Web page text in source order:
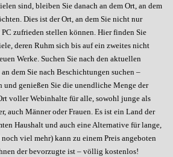
sind, bleiben Sie danach an dem Ort, an dem
Dies ist der Ort, an dem Sie nicht nur
zufrieden stellen können. Hier finden Sie
deren Ruhm sich bis auf ein zweites nicht
Werke. Suchen Sie nach den aktuellen
dem Sie nach Beschichtungen suchen –
und genießen Sie die unendliche Menge der
voller Webinhalte für alle, sowohl junge als
auch Männer oder Frauen. Es ist ein Land der
Haushalt und auch eine Alternative für lange,
viel mehr) kann zu einem Preis angeboten
der bevorzugte ist – völlig kostenlos!